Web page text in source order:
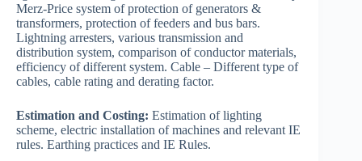
Merz-Price system of protection of generators &
transformers, protection of feeders and bus bars.
Lightning arresters, various transmission and
distribution system, comparison of conductor materials,
efficiency of different system. Cable – Different type of
cables, cable rating and derating factor.
Estimation and Costing: Estimation of lighting
scheme, electric installation of machines and relevant IE
rules. Earthing practices and IE Rules.